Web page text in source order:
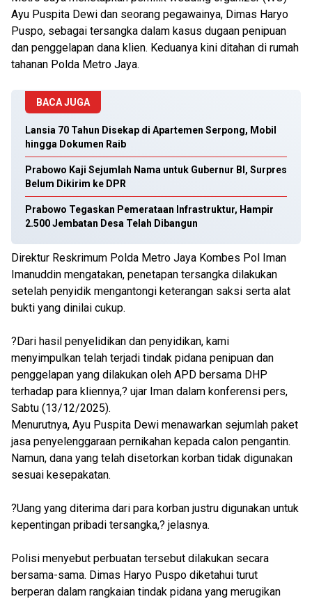
Ayu Puspita Dewi dan seorang pegawainya, Dimas Haryo
Puspo, sebagai tersangka dalam kasus dugaan penipuan
dan penggelapan dana klien. Keduanya kini ditahan di rumah
tahanan Polda Metro Jaya.
BACA JUGA
Lansia 70 Tahun Disekap di Apartemen Serpong, Mobil
hingga Dokumen Raib
Prabowo Kaji Sejumlah Nama untuk Gubernur BI, Surpres
Belum Dikirim ke DPR
Prabowo Tegaskan Pemerataan Infrastruktur, Hampir
2.500 Jembatan Desa Telah Dibangun
Direktur Reskrimum Polda Metro Jaya Kombes Pol Iman
Imanuddin mengatakan, penetapan tersangka dilakukan
setelah penyidik mengantongi keterangan saksi serta alat
bukti yang dinilai cukup.
?Dari hasil penyelidikan dan penyidikan, kami
menyimpulkan telah terjadi tindak pidana penipuan dan
penggelapan yang dilakukan oleh APD bersama DHP
terhadap para kliennya,? ujar Iman dalam konferensi pers,
Sabtu (13/12/2025).
Menurutnya, Ayu Puspita Dewi menawarkan sejumlah paket
jasa penyelenggaraan pernikahan kepada calon pengantin.
Namun, dana yang telah disetorkan korban tidak digunakan
sesuai kesepakatan.
?Uang yang diterima dari para korban justru digunakan untuk
kepentingan pribadi tersangka,? jelasnya.
Polisi menyebut perbuatan tersebut dilakukan secara
bersama-sama. Dimas Haryo Puspo diketahui turut
berperan dalam rangkaian tindak pidana yang merugikan